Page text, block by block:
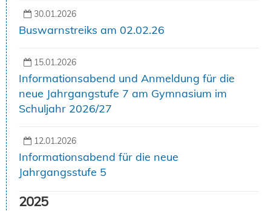
30.01.2026
Buswarnstreiks am 02.02.26
15.01.2026
Informationsabend und Anmeldung für die
neue Jahrgangstufe 7 am Gymnasium im
Schuljahr 2026/27
12.01.2026
Informationsabend für die neue
Jahrgangsstufe 5
2025